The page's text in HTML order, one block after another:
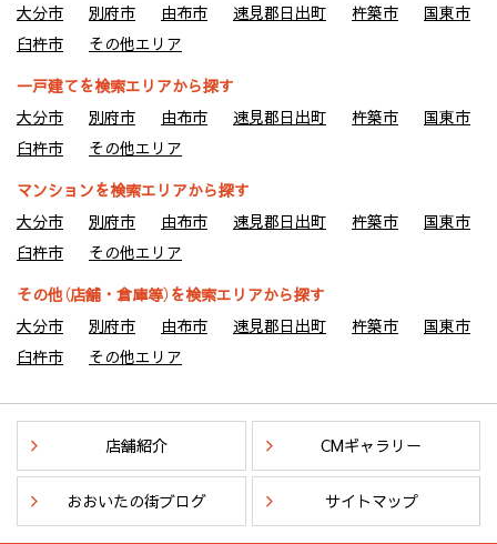
大分市
別府市 由布市 速見郡日出町 杵築市
国東市
臼杵市
その他エリア
一戸建てを検索エリアから探す
大分市
別府市 由布市 速見郡日出町 杵築市
国東市
臼杵市
その他エリア
マンションを検索エリアから探す
大分市
別府市 由布市 速見郡日出町 杵築市
国東市
臼杵市
その他エリア
その他（店舗・倉庫等）を検索エリアから探す
大分市
別府市 由布市 速見郡日出町 杵築市
国東市
臼杵市
その他エリア
店舗紹介 CMギャラリー
おおいたの街ブログ サイトマップ